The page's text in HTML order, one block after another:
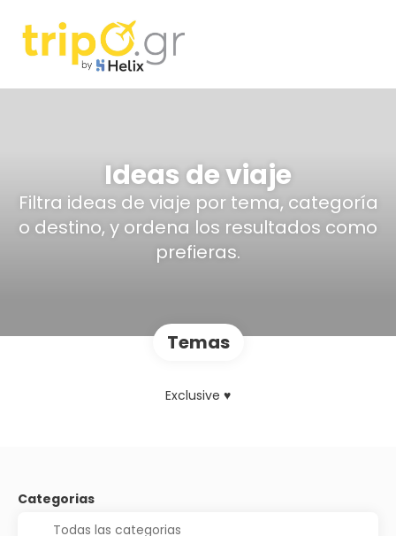
Ideas de viaje
Filtra ideas de viaje por tema, categoría
o destino, y ordena los resultados como
prefieras.
Temas
Exclusive ♥
Categorias